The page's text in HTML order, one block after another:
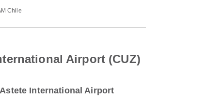
Chile
Airport (CUZ)
International Airport